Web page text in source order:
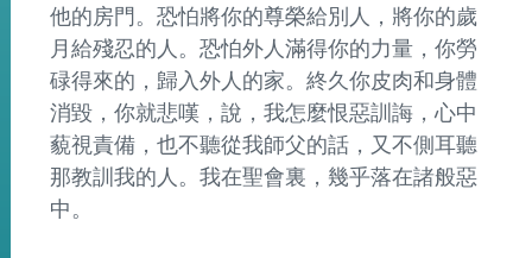
他的房門。恐怕將你的尊榮給別人，將你的歲
月給殘忍的人。恐怕外人滿得你的力量，你勞
碌得來的，歸入外人的家。終久你皮肉和身體
消毀，你就悲嘆，說，我怎麼恨惡訓誨，心中
藐視責備，也不聽從我師父的話，又不側耳聽
那教訓我的人。我在聖會裏，幾乎落在諸般惡
中。